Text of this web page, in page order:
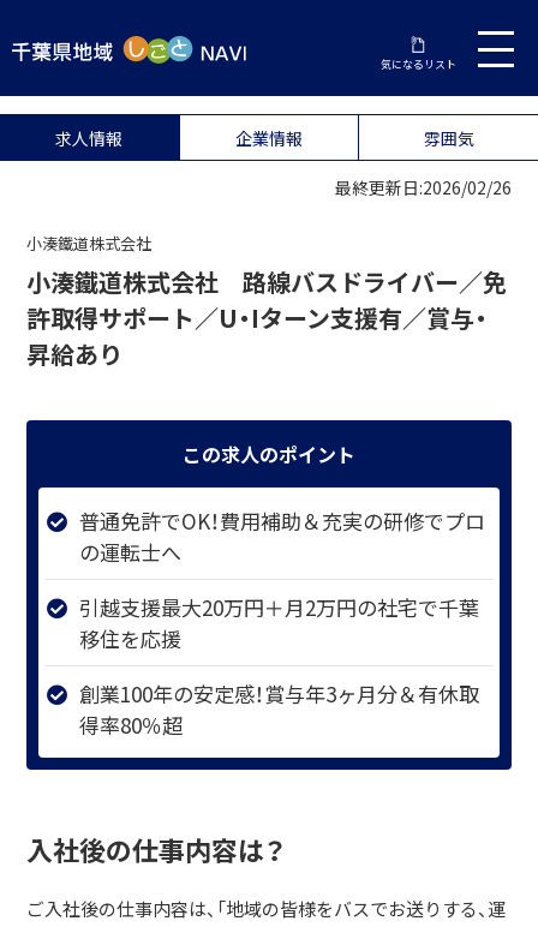
気になるリスト
求人情報 企業情報 雰囲気
最終更新日:2026/02/26
小湊鐵道株式会社
小湊鐵道株式会社 路線バスドライバー／免
許取得サポート／U・Iターン支援有／賞与・
昇給あり
この求人のポイント
普通免許でOK！費用補助＆充実の研修でプロ
の運転士へ
引越支援最大20万円＋月2万円の社宅で千葉
移住を応援
創業100年の安定感！賞与年3ヶ月分＆有休取
得率80％超
入社後の仕事内容は？
ご入社後の仕事内容は、「地域の皆様をバスでお送りする、運